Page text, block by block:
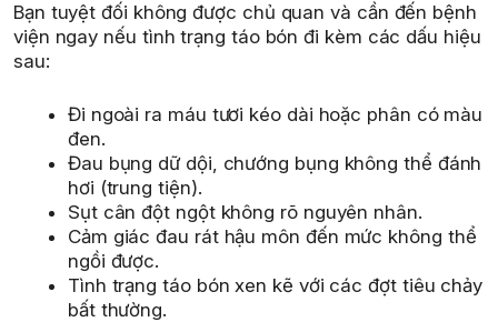
Bạn tuyệt đối không được chủ quan và cần đến bệnh
viện ngay nếu tình trạng táo bón đi kèm các dấu hiệu
sau:
Đi ngoài ra máu tươi kéo dài hoặc phân có màu
đen.
Đau bụng dữ dội, chướng bụng không thể đánh
hơi (trung tiện).
Sụt cân đột ngột không rõ nguyên nhân.
Cảm giác đau rát hậu môn đến mức không thể
ngồi được.
Tình trạng táo bón xen kẽ với các đợt tiêu chảy
bất thường.